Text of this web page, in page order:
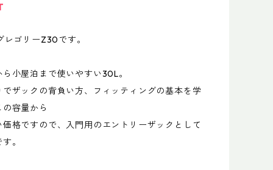
レゴリーZ30です。
ら小屋泊まで使いやすい30L。
でザックの背負い方、フィッティングの基本を学
容量から
価格ですので、入門用のエントリーザックとして
。